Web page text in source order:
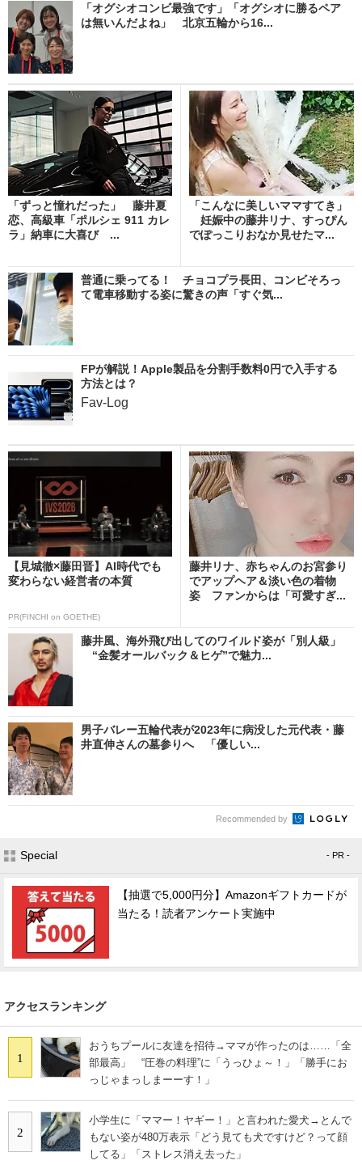
「オグシオコンビ最強です」「オグシオに勝るペア
は無いんだよね」 北京五輪から16...
「ずっと憧れだった」 藤井夏
恋、高級車「ポルシェ 911 カレ
ラ」納車に大喜び ...
「こんなに美しいママすてき」
妊娠中の藤井リナ、すっぴん
でぽっこりおなか見せたマ...
普通に乗ってる！ チョコプラ長田、コンビそろっ
て電車移動する姿に驚きの声「すぐ気...
FPが解説！Apple製品を分割手数料0円で入手する
方法とは？
Fav-Log
【見城徹×藤田晋】AI時代でも
変わらない経営者の本質
PR(FINCHI on GOETHE)
藤井リナ、赤ちゃんのお宮参り
でアップヘア＆淡い色の着物
姿 ファンからは「可愛すぎ...
藤井風、海外飛び出してのワイルド姿が「別人級」
“金髪オールバック＆ヒゲ”で魅力...
男子バレー五輪代表が2023年に病没した元代表・藤
井直伸さんの墓参りへ 「優しい...
Recommended by
Special - PR -
【抽選で5,000円分】Amazonギフトカードが
当たる！読者アンケート実施中
アクセスランキング
1
おうちプールに友達を招待→ママが作ったのは……「全
部最高」 “圧巻の料理”に「うっひょ～！」「勝手にお
っじゃまっしまーーす！」
2
小学生に「ママー！ヤギー！」と言われた愛犬→とんで
もない姿が480万表示「どう見ても犬ですけど？って顔
してる」「ストレス消え去った」